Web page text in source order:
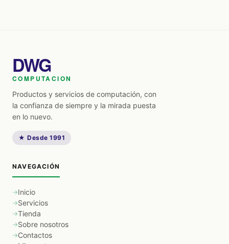
DWG
COMPUTACION
Productos y servicios de computación, con
la confianza de siempre y la mirada puesta
en lo nuevo.
★ Desde 1991
NAVEGACIÓN
Inicio
Servicios
Tienda
Sobre nosotros
Contactos